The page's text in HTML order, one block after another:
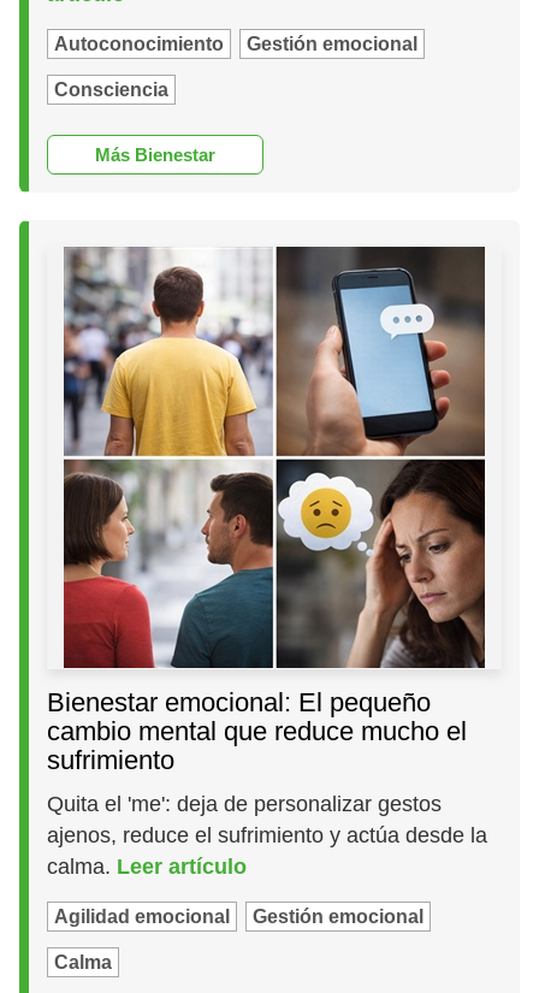
Autoconocimiento Gestión emocional
Consciencia
Más Bienestar
Bienestar emocional: El pequeño
cambio mental que reduce mucho el
sufrimiento
Quita el 'me': deja de personalizar gestos
ajenos, reduce el sufrimiento y actúa desde la
calma. Leer artículo
Agilidad emocional Gestión emocional
Calma